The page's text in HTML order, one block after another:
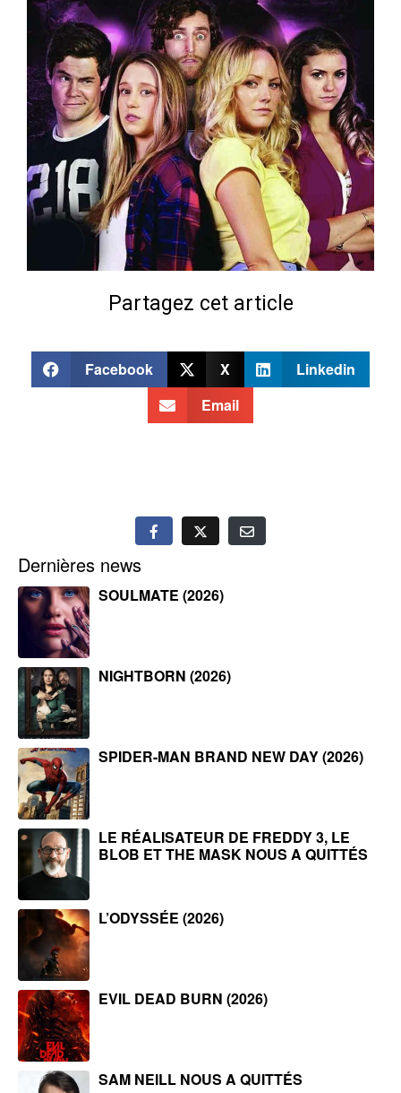
Partagez cet article
Facebook X
Linkedin
Email
Dernières news
SOULMATE (2026)
NIGHTBORN (2026)
SPIDER-MAN BRAND NEW DAY (2026)
LE RÉALISATEUR DE FREDDY 3, LE
BLOB ET THE MASK NOUS A QUITTÉS
L’ODYSSÉE (2026)
EVIL DEAD BURN (2026)
SAM NEILL NOUS A QUITTÉS